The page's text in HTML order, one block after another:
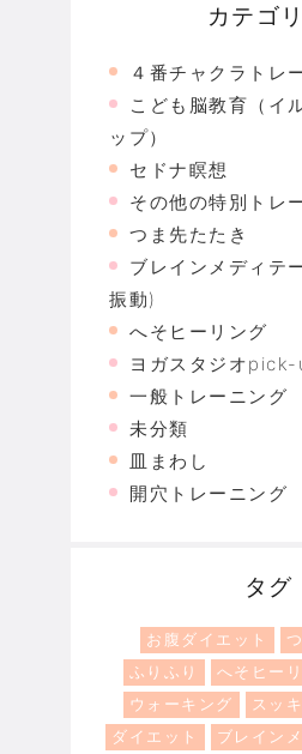
カテゴ
４番チャクラトレ
こども脳教育（イ
ップ）
セドナ瞑想
その他の特別トレ
つま先たたき
ブレインメディテ
振動)
へそヒーリング
ヨガスタジオpick-
一般トレーニング
未分類
皿まわし
開穴トレーニング
タグ
お腹ダイエット
ふりふり
へそヒー
ウォーキング
スッ
ダイエット
ブレイン